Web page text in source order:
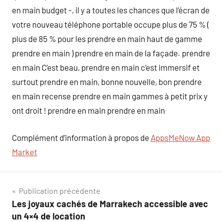
en main budget -, il y a toutes les chances que l’écran de
votre nouveau téléphone portable occupe plus de 75 % (
plus de 85 % pour les prendre en main haut de gamme
prendre en main ) prendre en main de la façade. prendre
en main C’est beau, prendre en main c’est immersif et
surtout prendre en main, bonne nouvelle, bon prendre
en main recense prendre en main gammes à petit prix y
ont droit ! prendre en main prendre en main
Complément d’information à propos de AppsMeNow App
Market
Navigation
de
Publication précédente
Les joyaux cachés de Marrakech accessible avec
un 4×4 de location